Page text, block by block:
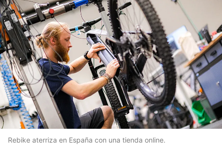
Rebike aterriza en España con una tienda online.